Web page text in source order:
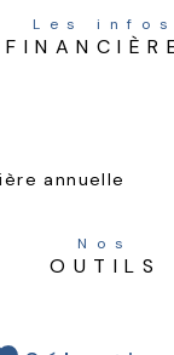
Les infos
annuelle
Nos
OUTILS